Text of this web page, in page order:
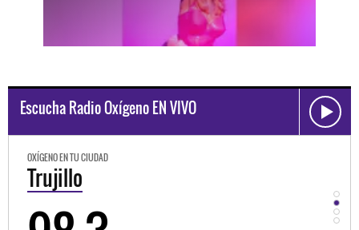
Escucha Radio Oxígeno EN VIVO
OXÍGENO EN TU CIUDAD
Trujillo